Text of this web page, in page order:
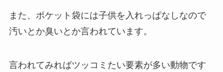
また、ポケット袋には子供を入れっぱなしなので
汚いとか臭いとか言われています。
言われてみればツッコミたい要素が多い動物です